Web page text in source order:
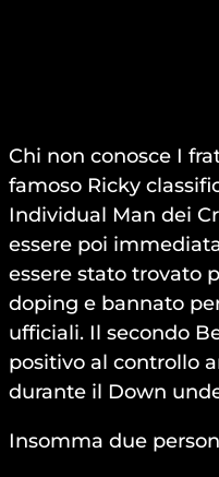
Chi non conosce I
famoso Ricky
Individual Man dei
essere poi
essere stato trovato
doping e bannato
ufficiali. Il secondo
positivo al controllo
durante il Down
Insomma due